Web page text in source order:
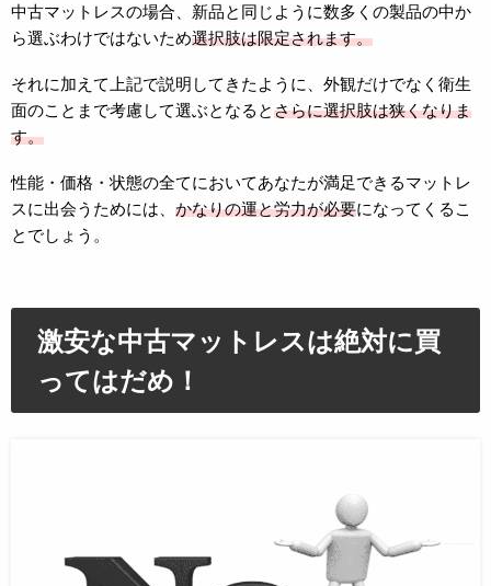
中古マットレスの場合、新品と同じように数多くの製品の中か
ら選ぶわけではないため選択肢は限定されます。
それに加えて上記で説明してきたように、外観だけでなく衛生
面のことまで考慮して選ぶとなると さらに選択肢は狭くなりま
す。
性能・価格・状態の全てにおいてあなたが満足できるマットレ
スに出会うためには、 かなりの運と労力が必要になってくるこ
とでしょう。
激安な中古マットレスは絶対に買
ってはだめ！